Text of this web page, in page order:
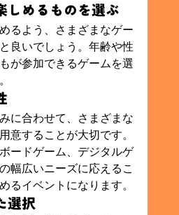
しめるものを選ぶ
るよう、さまざまなゲー
良いでしょう。年齢や性
が参加できるゲームを選
に合わせて、さまざまな
意することが大切です。
ードゲーム、デジタルゲ
幅広いニーズに応えるこ
るイベントになります。
選択